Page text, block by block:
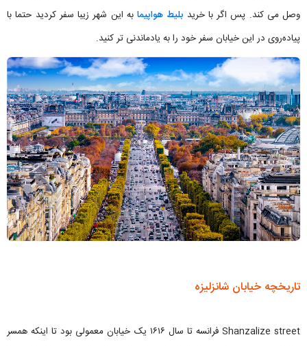
وصل می کند. پس اگر با خرید بلیط هواپیمابه این شهر زیبا سفر کردید حتما با
پیاده‌روی در این خیابان سفر خود را به یادماندنی تر کنید.
تاریخچه خیابان شانزلیزه
Shanzalize street فرانسه تا سال ۱۶۱۶ یک خیابان معمولی بود تا اینکه همسر